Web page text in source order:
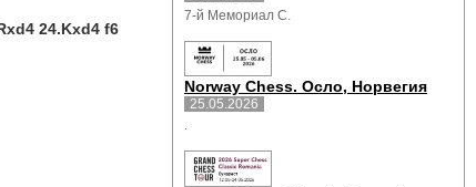
24.Kxd4 f6
7-й Мемориал С.
Norway Chess. Осло, Норвегия
25.05.2026
.